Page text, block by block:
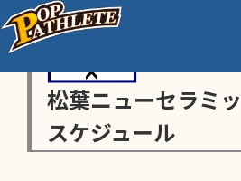
松葉ニューセラミ
スケジュール